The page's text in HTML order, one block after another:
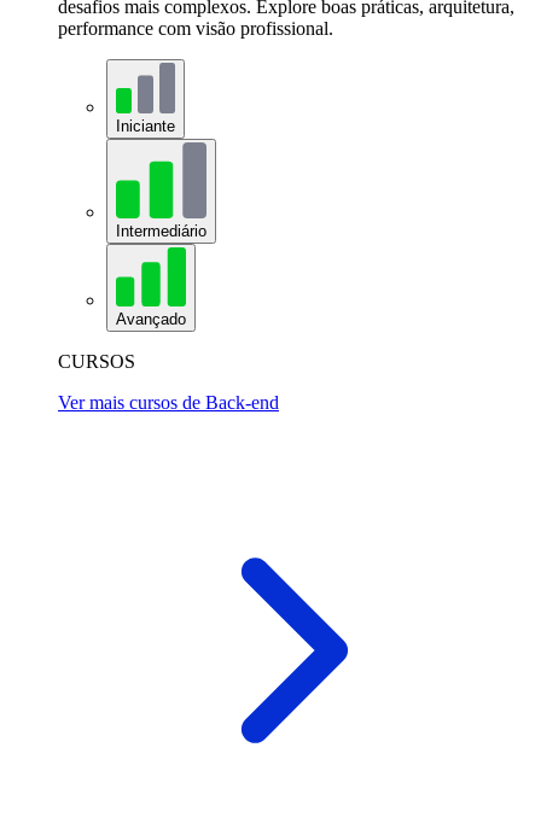
desafios mais complexos. Explore boas práticas, arquitetura,
performance com visão profissional.
Iniciante
Intermediário
Avançado
CURSOS
Ver mais cursos de Back-end